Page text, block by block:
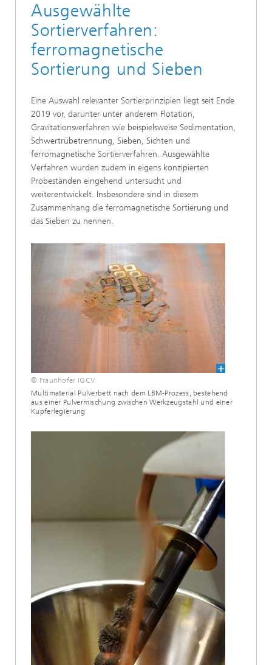
Ausgewählte
Sortierverfahren:
ferromagnetische
Sortierung und Sieben
Eine Auswahl relevanter Sortierprinzipien liegt seit Ende
2019 vor, darunter unter anderem Flotation,
Gravitationsverfahren wie beispielsweise Sedimentation,
Schwertrübetrennung, Sieben, Sichten und
ferromagnetische Sortierverfahren. Ausgewählte
Verfahren wurden zudem in eigens konzipierten
Probeständen eingehend untersucht und
weiterentwickelt. Insbesondere sind in diesem
Zusammenhang die ferromagnetische Sortierung und
das Sieben zu nennen.
© Fraunhofer IGCV
Multimaterial Pulverbett nach dem LBM-Prozess, bestehend
aus einer Pulvermischung zwischen Werkzeugstahl und einer
Kupferlegierung